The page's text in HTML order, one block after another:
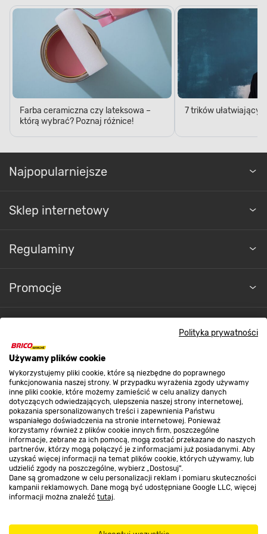
Polityka prywatności
Używamy plików cookie
Wykorzystujemy pliki cookie, które są niezbędne do poprawnego
funkcjonowania naszej strony. W przypadku wyrażenia zgody używamy
inne pliki cookie, które możemy zamieścić w celu analizy danych
dotyczących odwiedzających, ulepszenia naszej strony internetowej,
pokazania spersonalizowanych treści i zapewnienia Państwu
wspaniałego doświadczenia na stronie internetowej. Ponieważ
korzystamy również z plików cookie innych firm, poszczególne
informacje, zebrane za ich pomocą, mogą zostać przekazane do naszych
partnerów, którzy mogą połączyć je z informacjami już posiadanymi. Aby
uzyskać więcej informacji na temat plików cookie, których używamy, lub
udzielić zgody na poszczególne, wybierz „Dostosuj”.
Dane są gromadzone w celu personalizacji reklam i pomiaru skuteczności
kampanii reklamowych. Dane mogą być udostępniane Google LLC, więcej
informacji można znaleźć tutaj.
POJEMNOŚĆ
Wydajne malowanie
Odśwież kolor powierzchni drewnianych
i drewnopochodnych szybko i sprawnie. Farba
została zamknięta w puszce o pojemności
powierzchnię. Przekonaj się, że malowanie
dekoracyjno-ochronne wcale nie musi być
Farba ceramiczna czy lateksowa –
którą wybrać? Poznaj różnice!
7 trików
Najpopularniejsze
Sklep internetowy
Regulaminy
Promocje
O nas
Kontakt do sklepu
Strefa biznesu
Dołącz do nas